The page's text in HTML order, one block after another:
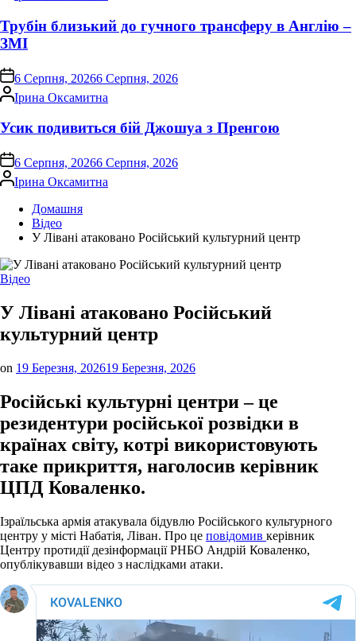
Трубін близький до гучного трансферу в Англію –
ЗМІ
on6 Серпня, 20266 Серпня, 2026
Опубліковано
Ірина Оксамитна
Усик подивиться бій Джошуа з Пренгою
on6 Серпня, 20266 Серпня, 2026
Опубліковано
Ірина Оксамитна
Домашня
Відео
У Лівані атаковано Російський культурний центр
Опублікувати
Відео
У Лівані атаковано Російський
культурний центр
on 19 Березня, 202619 Березня, 2026
Російські культурні центри – це
резидентури російської розвідки в
країнах світу, котрі використовують
таке прикриття, наголосив керівник
ЦПД Коваленко.
Ізраїльська армія атакувала бідувлю Російського культурного
центру у місті Набатія, Ліван. Про це повідомив керівник
Центру протидії дезінформації РНБО Андрій Коваленко,
опублікувавши відео з наслідками атаки.